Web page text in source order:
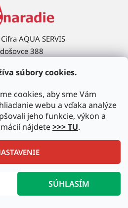
súbory cookies.
cookies, aby sme Vám
webu a vďaka analýze
jeho funkcie, výkon a
nájdete>>> TU.
SÚHLASÍM
AQUA SERVIS
388
Upravil Balkys
. Všetky práva vyhradené.
cookies